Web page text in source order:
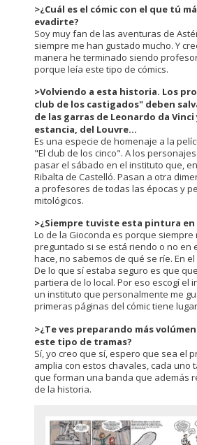
>¿Cuál es el cómic con el que tú
evadirte?
Soy muy fan de las aventuras de
siempre me han gustado mucho. Y
manera he terminado siendo
porque leía este tipo de cómics.
>Volviendo a esta historia. Los
club de los castigados" deben
de las garras de Leonardo da
estancia, del Louvre...
Es una especie de homenaje a la
"El club de los cinco". A los
pasar el sábado en el instituto que,
Ribalta de Castelló. Pasan a otra
a profesores de todas las épocas y
mitológicos.
>¿Siempre tuviste esta pintura en
Lo de la Gioconda es porque siempre
preguntado si se está riendo o no en
hace, no sabemos de qué se ríe. En
De lo que sí estaba seguro es que
partiera de lo local. Por eso escogí el
un instituto que personalmente me
primeras páginas del cómic tiene
>¿Te ves preparando más
este tipo de tramas?
Sí, yo creo que sí, espero que sea el
amplia con estos chavales, cada uno
que forman una banda que además
de la historia.